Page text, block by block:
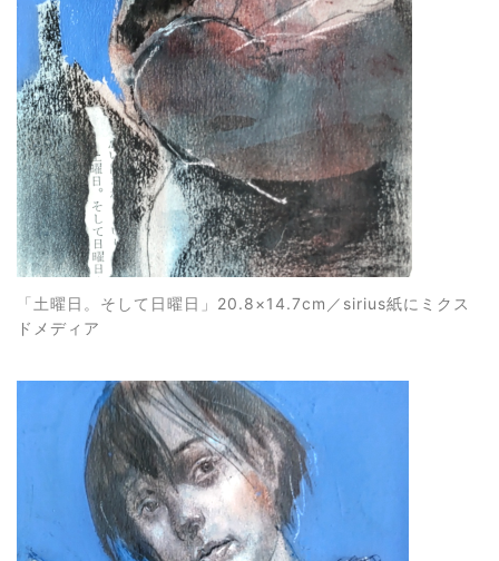
「土曜日。そして日曜日 」20.8×14.7cm／sirius紙にミクス
ドメディア